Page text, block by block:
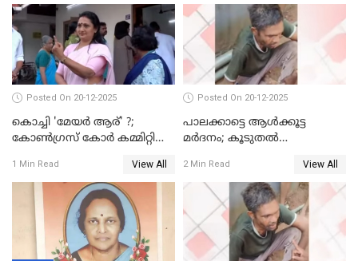
Posted On 20-12-2025
കൊച്ചി 'മേയർ ആര്' ?;
കോണ്‍ഗ്രസ് കോര്‍ കമ്മിറ്റി
1 Min Read View All
Posted On 20-12-2025
പാലക്കാട്ടെ ആള്‍ക്കൂട്ട
മര്‍ദനം; കൂടുതല്‍
അംഗ സംഘമെന്ന് വിവരം
2 Min Read View All